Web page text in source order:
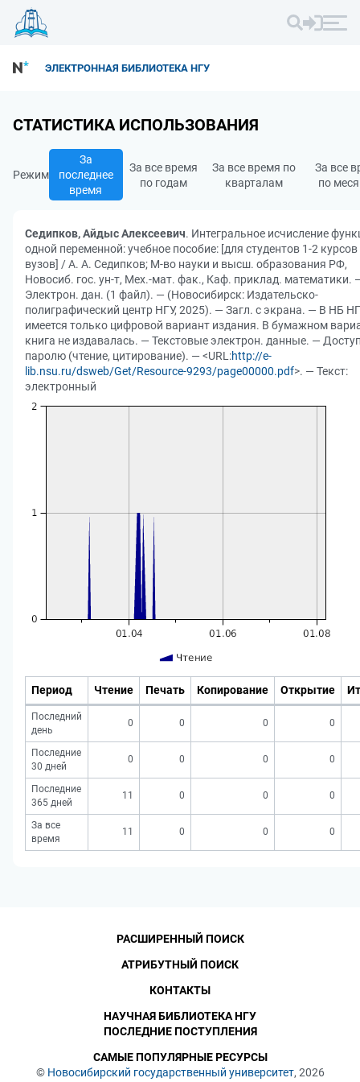
ЭЛЕКТРОННАЯ БИБЛИОТЕКА НГУ
СТАТИСТИКА ИСПОЛЬЗОВАНИЯ
Режим
За
последнее
время
За все время
по годам
За все время по
кварталам
За все
по
Седипков, Айдыс Алексеевич. Интегральное исчисление
одной переменной: учебное пособие: [для студентов 1-2 курсов
вузов] / А. А. Седипков; М-во науки и высш. образования РФ,
Новосиб. гос. ун-т, Мех.-мат. фак., Каф. приклад. математики.
Электрон. дан. (1 файл). — (Новосибирск: Издательско-
полиграфический центр НГУ, 2025). — Загл. с экрана. — В НБ
имеется только цифровой вариант издания. В бумажном
книга не издавалась. — Текстовые электрон. данные. —
паролю (чтение, цитирование). — <URL:http://e-
lib.nsu.ru/dsweb/Get/Resource-9293/page00000.pdf>. — Текст:
электронный
Период Чтение Печать Копирование Открытие
Последний
день
0 0 0 0
Последние
30 дней
0 0 0 0
Последние
365 дней
11 0 0 0
За все
время
11 0 0 0
© Новосибирский государственный университет, 2026
РАСШИРЕННЫЙ ПОИСК
АТРИБУТНЫЙ ПОИСК
КОНТАКТЫ
НАУЧНАЯ БИБЛИОТЕКА НГУ
ПОСЛЕДНИЕ ПОСТУПЛЕНИЯ
САМЫЕ ПОПУЛЯРНЫЕ РЕСУРСЫ